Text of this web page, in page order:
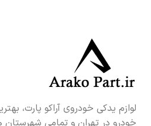
لوازم یدکی خودروی آراکو پارت،
خودرو در تهران و تمامی شهرستان